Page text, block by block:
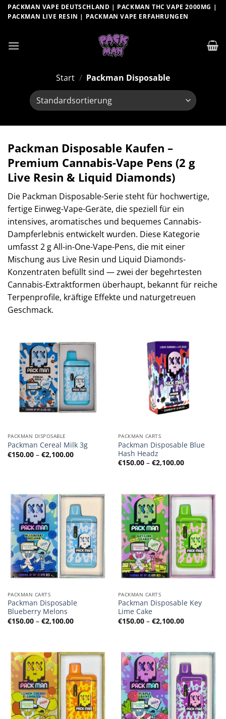
Zum
Inhalt
PACKMAN VAPE DEUTSCHLAND | PACKMAN THC VAPE 2000MG |
PACKMAN LIVE RESIN | PACKMAN VAPE ERFAHRUNGEN
Start / Packman Disposable
Packman Disposable Kaufen –
Premium Cannabis-Vape Pens (2 g
Live Resin & Liquid Diamonds)
Die Packman Disposable-Serie steht für hochwertige,
fertige Einweg-Vape-Geräte, die speziell für ein
intensives, aromatisches und bequemes Cannabis-
Dampferlebnis entwickelt wurden. Diese Kategorie
umfasst 2 g All-in-One-Vape-Pens, die mit einer
Mischung aus Live Resin und Liquid Diamonds-
Konzentraten befüllt sind — zwei der begehrtesten
Cannabis-Extraktformen überhaupt, bekannt für reiche
Terpenprofile, kräftige Effekte und naturgetreuen
Geschmack.
PACKMAN DISPOSABLE
Packman Cereal Milk 3g
€150.00 – €2,100.00Preisspanne:
€150.00
PACKMAN CARTS
Packman Disposable Blue
Hash Headz
€150.00 – €2,100.00
€150.00
PACKMAN CARTS
Packman Disposable
Blueberry Melons
€150.00 – €2,100.00Preisspanne:
€150.00
PACKMAN CARTS
Packman Disposable Key
Lime Cake
€150.00 – €2,100.00
€150.00